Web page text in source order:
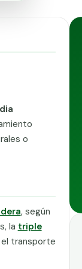
o
, según
la triple
el transporte